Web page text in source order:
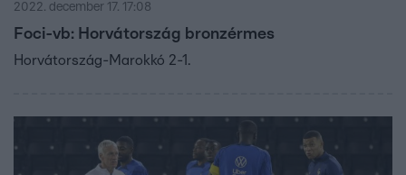
2022. december 17. 17:08
Foci-vb: Horvátország bronzérmes
Horvátország-Marokkó 2-1.